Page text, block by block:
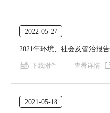
2022-05-27
2021年环境、社会及管治报告
下载附件 查看详情
2021-05-18